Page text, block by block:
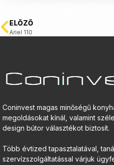
ELŐZŐ
Ariel 110
Coninvest magas minőségű
megoldásokat kínál, valamint
design bútor választékot biztosít.
Több évtized tapasztalatával,
szervízszolgáltatással várjuk